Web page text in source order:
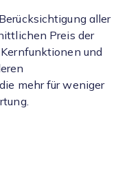
aller
Preis der
und
mehr für weniger